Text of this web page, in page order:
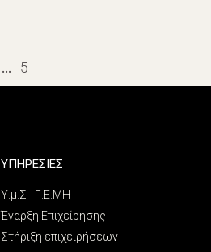
… 5
ΥΠΗΡΕΣΙΕΣ
Υ.μ.Σ - Γ.Ε.ΜΗ
Έναρξη Επιχείρησης
Στήριξη επιχειρήσεων